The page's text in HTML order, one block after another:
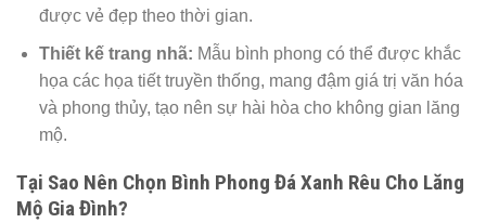
được vẻ đẹp theo thời gian.
Thiết kế trang nhã: Mẫu bình phong có thể được khắc
họa các họa tiết truyền thống, mang đậm giá trị văn hóa
và phong thủy, tạo nên sự hài hòa cho không gian lăng
mộ.
Tại Sao Nên Chọn Bình Phong Đá Xanh Rêu Cho Lăng
Mộ Gia Đình?